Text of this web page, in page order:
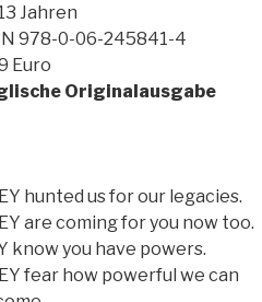
Jahren
978-0-06-245841-4
Euro
Originalausgabe
hunted us for our legacies.
are coming for you now too.
know you have powers.
fear how powerful we can